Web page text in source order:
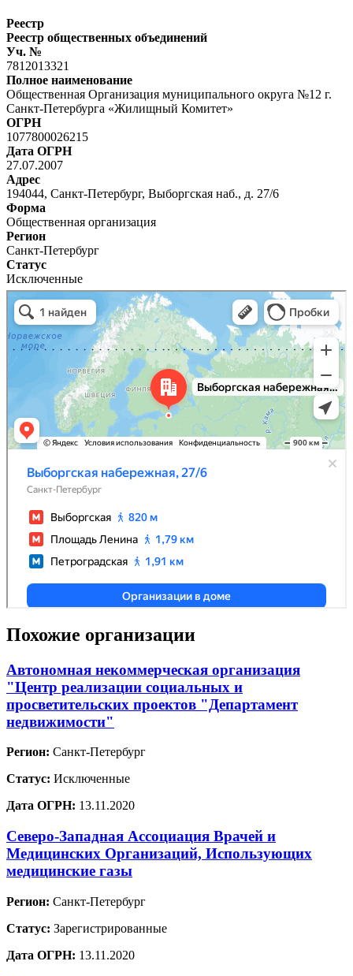
Реестр
Реестр общественных объединений
Уч. №
7812013321
Полное наименование
Общественная Организация муниципального округа №12 г.
Санкт-Петербурга «Жилищный Комитет»
ОГРН
1077800026215
Дата ОГРН
27.07.2007
Адрес
194044, Санкт-Петербург, Выборгская наб., д. 27/6
Форма
Общественная организация
Регион
Санкт-Петербург
Статус
Исключенные
Похожие организации
Автономная некоммерческая организация
"Центр реализации социальных и
просветительских проектов "Департамент
недвижимости"
Регион: Санкт-Петербург
Статус: Исключенные
Дата ОГРН: 13.11.2020
Северо-Западная Ассоциация Врачей и
Медицинских Организаций, Использующих
медицинские газы
Регион: Санкт-Петербург
Статус: Зарегистрированные
Дата ОГРН: 13.11.2020